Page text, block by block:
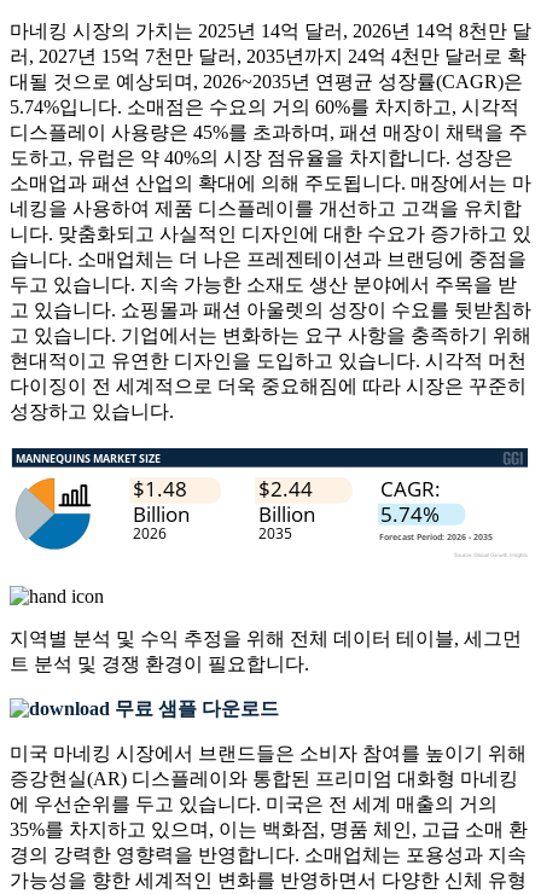
마네킹 시장의 가치는 2025년 14억 달러, 2026년 14억 8천만 달
러, 2027년 15억 7천만 달러, 2035년까지 24억 4천만 달러로 확
대될 것으로 예상되며, 2026~2035년 연평균 성장률(CAGR)은
5.74%입니다. 소매점은 수요의 거의 60%를 차지하고, 시각적
디스플레이 사용량은 45%를 초과하며, 패션 매장이 채택을 주
도하고, 유럽은 약 40%의 시장 점유율을 차지합니다. 성장은
소매업과 패션 산업의 확대에 의해 주도됩니다. 매장에서는 마
네킹을 사용하여 제품 디스플레이를 개선하고 고객을 유치합
니다. 맞춤화되고 사실적인 디자인에 대한 수요가 증가하고 있
습니다. 소매업체는 더 나은 프레젠테이션과 브랜딩에 중점을
두고 있습니다. 지속 가능한 소재도 생산 분야에서 주목을 받
고 있습니다. 쇼핑몰과 패션 아울렛의 성장이 수요를 뒷받침하
고 있습니다. 기업에서는 변화하는 요구 사항을 충족하기 위해
현대적이고 유연한 디자인을 도입하고 있습니다. 시각적 머천
다이징이 전 세계적으로 더욱 중요해짐에 따라 시장은 꾸준히
성장하고 있습니다.
지역별 분석 및 수익 추정을 위해 전체 데이터 테이블, 세그먼
트 분석 및 경쟁 환경이 필요합니다.
무료 샘플 다운로드
미국 마네킹 시장에서 브랜드들은 소비자 참여를 높이기 위해
증강현실(AR) 디스플레이와 통합된 프리미엄 대화형 마네킹
에 우선순위를 두고 있습니다. 미국은 전 세계 매출의 거의
35%를 차지하고 있으며, 이는 백화점, 명품 체인, 고급 소매 환
경의 강력한 영향력을 반영합니다. 소매업체는 포용성과 지속
가능성을 향한 세계적인 변화를 반영하면서 다양한 신체 유형